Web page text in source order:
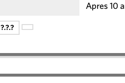
?.?.?
Apres 10